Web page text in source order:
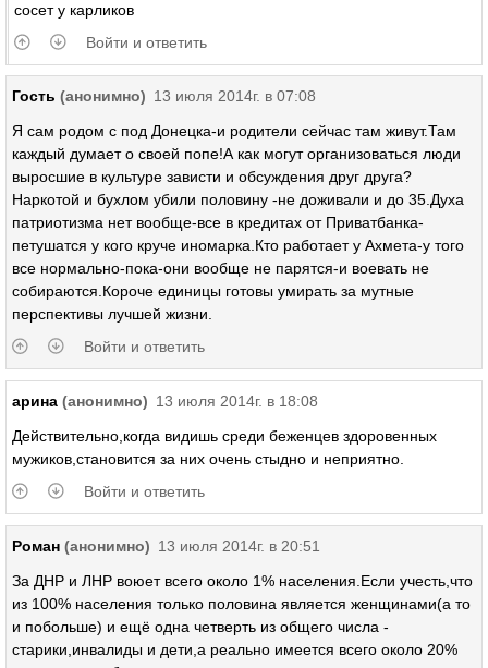
сосет у карликов
Войти и ответить
Гость (анонимно) 13 июля 2014г. в 07:08
Я сам родом с под Донецка-и родители сейчас там живут.Там
каждый думает о своей попе!А как могут организоваться люди
выросшие в культуре зависти и обсуждения друг друга?
Наркотой и бухлом убили половину -не доживали и до 35.Духа
патриотизма нет вообще-все в кредитах от Приватбанка-
петушатся у кого круче иномарка.Кто работает у Ахмета-у того
все нормально-пока-они вообще не парятся-и воевать не
собираются.Короче единицы готовы умирать за мутные
перспективы лучшей жизни.
Войти и ответить
арина (анонимно) 13 июля 2014г. в 18:08
Действительно,когда видишь среди беженцев здоровенных
мужиков,становится за них очень стыдно и неприятно.
Войти и ответить
Роман (анонимно) 13 июля 2014г. в 20:51
За ДНР и ЛНР воюет всего около 1% населения.Если учесть,что
из 100% населения только половина является женщинами(а то
и побольше) и ещё одна четверть из общего числа -
старики,инвалиды и дети,а реально имеется всего около 20%